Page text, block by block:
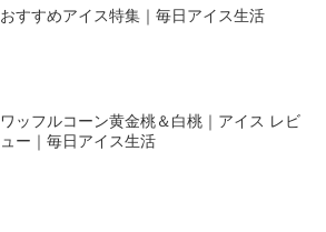
おすすめアイス特集｜毎日アイス生活
ワッフルコーン黄金桃＆白桃｜アイス レビ
ュー｜毎日アイス生活